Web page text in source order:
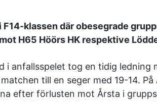
klassen där obesegrade
H65 Höörs HK respektive
i anfallsspelet tog en tidig ledning
till en seger med 19-14. På
efter förlusten mot Årsta i